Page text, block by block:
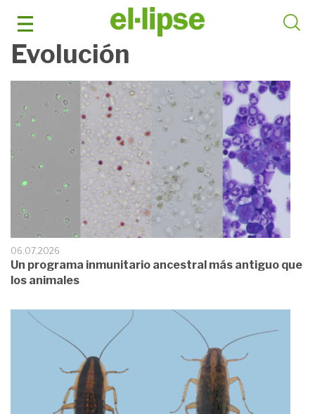
contenido
Evolución
06.07.2026
Un programa inmunitario ancestral más antiguo que
los animales